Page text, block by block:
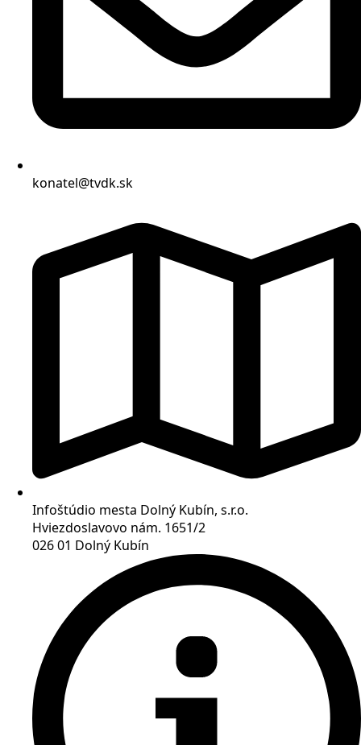
konatel@tvdk.sk
Infoštúdio mesta Dolný Kubín, s.r.o.
Hviezdoslavovo nám. 1651/2
026 01 Dolný Kubín